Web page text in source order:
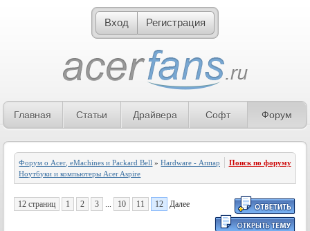
Вход Регистрация
Главная Статьи Драйвера Софт Форум
Форум о Acer, eMachines и Packard Bell »Hardware - Аппаратное обеспечение»
Ноутбуки и компьютеры Acer Aspire
Поиск по форуму
12 страниц 1 2 3 ... 10 11 12 Далее